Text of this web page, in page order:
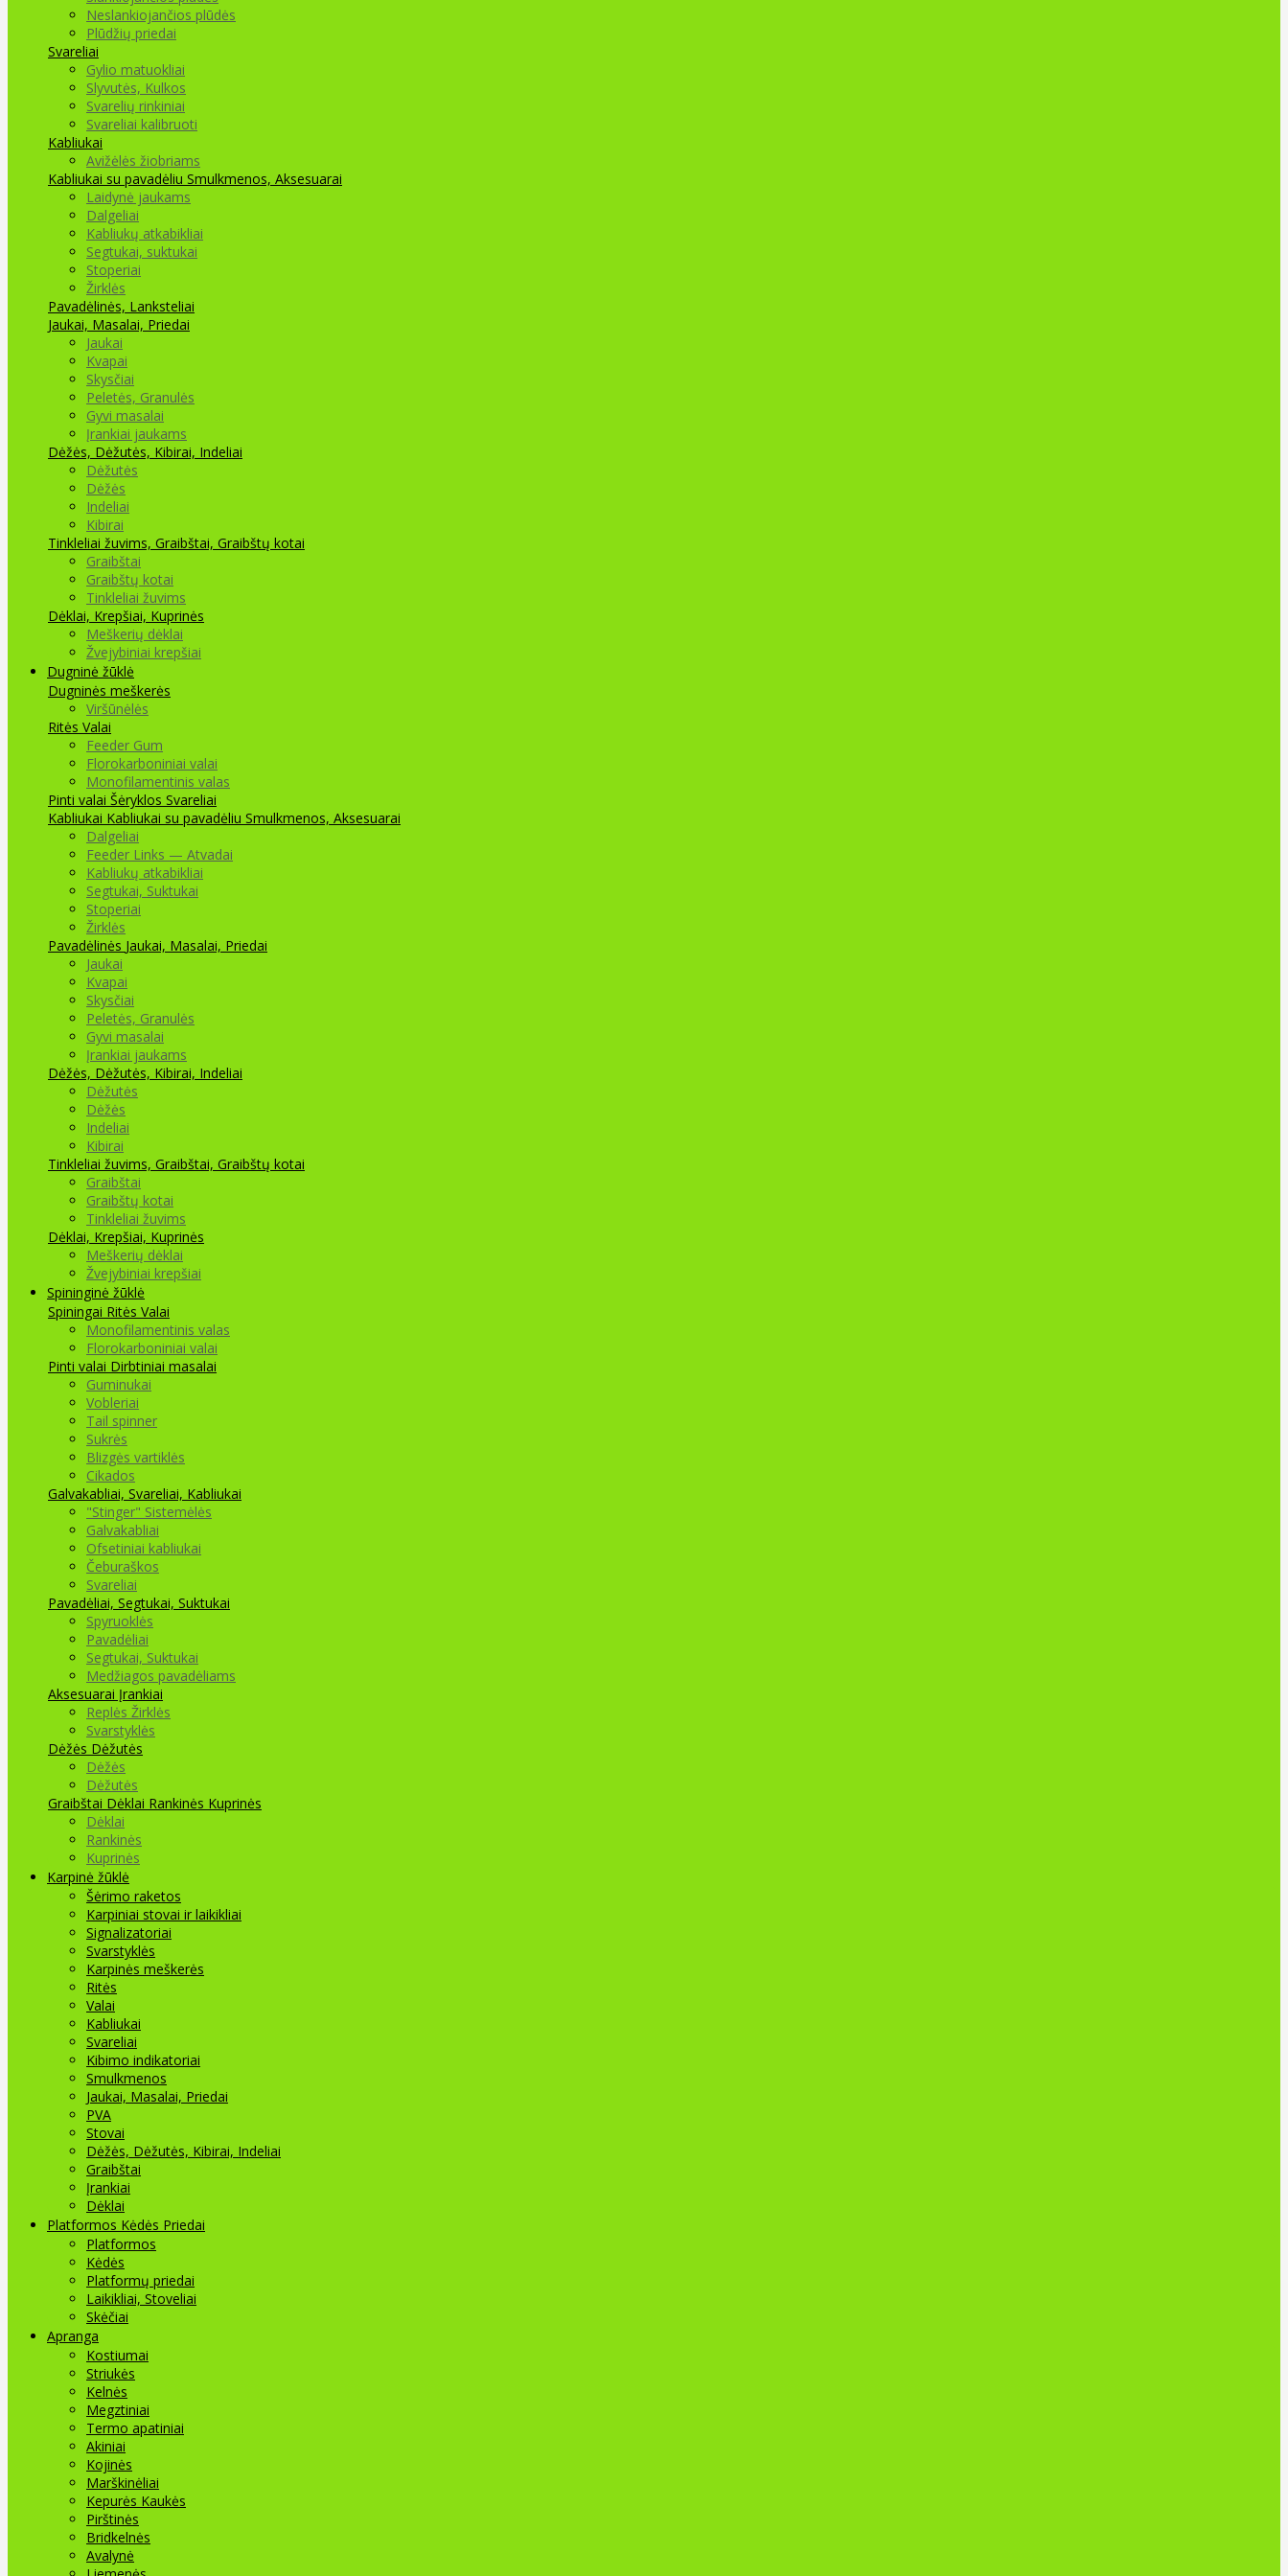
Neslankiojančios plūdės
Plūdžių priedai
Svareliai
Gylio matuokliai
Slyvutės, Kulkos
Svarelių rinkiniai
Svareliai kalibruoti
Kabliukai
Avižėlės žiobriams
Kabliukai su pavadėliu Smulkmenos, Aksesuarai
Laidynė jaukams
Dalgeliai
Kabliukų atkabikliai
Segtukai, suktukai
Stoperiai
Žirklės
Pavadėlinės, Lanksteliai
Jaukai, Masalai, Priedai
Jaukai
Kvapai
Skysčiai
Peletės, Granulės
Gyvi masalai
Įrankiai jaukams
Dėžės, Dėžutės, Kibirai, Indeliai
Dėžutės
Dėžės
Indeliai
Kibirai
Tinkleliai žuvims, Graibštai, Graibštų kotai
Graibštai
Graibštų kotai
Tinkleliai žuvims
Dėklai, Krepšiai, Kuprinės
Meškerių dėklai
Žvejybiniai krepšiai
Dugninė žūklė
Dugninės meškerės
Viršūnėlės
Ritės Valai
Feeder Gum
Florokarboniniai valai
Monofilamentinis valas
Pinti valai Šėryklos Svareliai
Kabliukai Kabliukai su pavadėliu Smulkmenos, Aksesuarai
Dalgeliai
Feeder Links — Atvadai
Kabliukų atkabikliai
Segtukai, Suktukai
Stoperiai
Žirklės
Pavadėlinės Jaukai, Masalai, Priedai
Jaukai
Kvapai
Skysčiai
Peletės, Granulės
Gyvi masalai
Įrankiai jaukams
Dėžės, Dėžutės, Kibirai, Indeliai
Dėžutės
Dėžės
Indeliai
Kibirai
Tinkleliai žuvims, Graibštai, Graibštų kotai
Graibštai
Graibštų kotai
Tinkleliai žuvims
Dėklai, Krepšiai, Kuprinės
Meškerių dėklai
Žvejybiniai krepšiai
Spininginė žūklė
Spiningai Ritės Valai
Monofilamentinis valas
Florokarboniniai valai
Pinti valai Dirbtiniai masalai
Guminukai
Vobleriai
Tail spinner
Sukrės
Blizgės vartiklės
Cikados
Galvakabliai, Svareliai, Kabliukai
"Stinger" Sistemėlės
Galvakabliai
Ofsetiniai kabliukai
Čeburaškos
Svareliai
Pavadėliai, Segtukai, Suktukai
Spyruoklės
Pavadėliai
Segtukai, Suktukai
Medžiagos pavadėliams
Aksesuarai Įrankiai
Replės Žirklės
Svarstyklės
Dėžės Dėžutės
Dėžės
Dėžutės
Graibštai Dėklai Rankinės Kuprinės
Dėklai
Rankinės
Kuprinės
Karpinė žūklė
Šėrimo raketos
Karpiniai stovai ir laikikliai
Signalizatoriai
Svarstyklės
Karpinės meškerės
Ritės
Valai
Kabliukai
Svareliai
Kibimo indikatoriai
Smulkmenos
Jaukai, Masalai, Priedai
PVA
Stovai
Dėžės, Dėžutės, Kibirai, Indeliai
Graibštai
Įrankiai
Dėklai
Platformos Kėdės Priedai
Platformos
Kėdės
Platformų priedai
Laikikliai, Stoveliai
Skėčiai
Apranga
Kostiumai
Striukės
Kelnės
Megztiniai
Termo apatiniai
Akiniai
Kojinės
Marškinėliai
Kepurės Kaukės
Pirštinės
Bridkelnės
Avalynė